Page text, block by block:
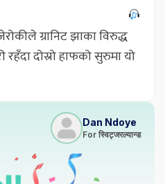
ग्रानिट झाका विरुद्ध
दोस्रो हाफको सुरुमा यो
Dan Ndoye
For स्विट्जरल्यान्ड